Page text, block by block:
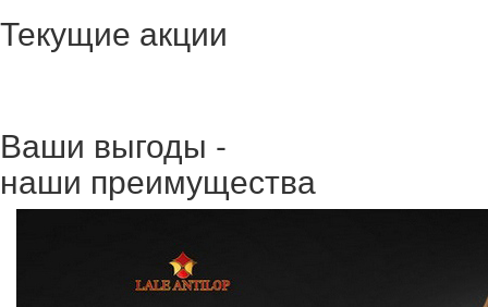
Текущие акции
Ваши выгоды -
наши преимущества